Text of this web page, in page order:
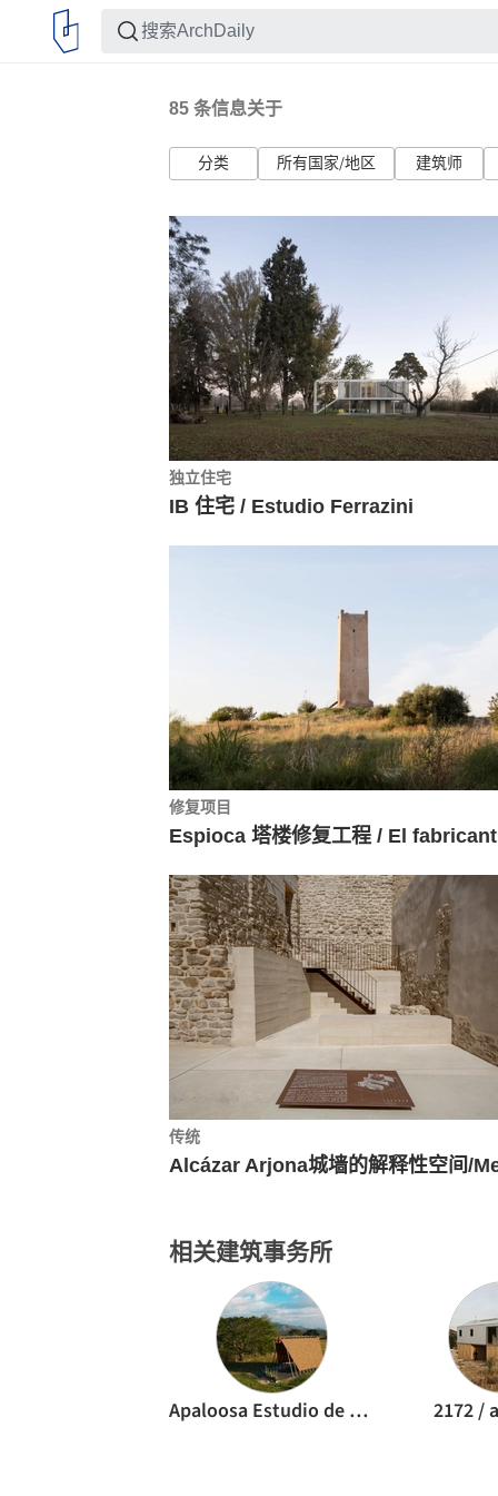
85 条信息关于
分类 所有国家/地区 建筑师
独立住宅
IB 住宅 / Estudio Ferrazini
修复项目
传统
相关建筑事务所
Apaloosa Estudio de Arquitectura y Diseño 2172 /